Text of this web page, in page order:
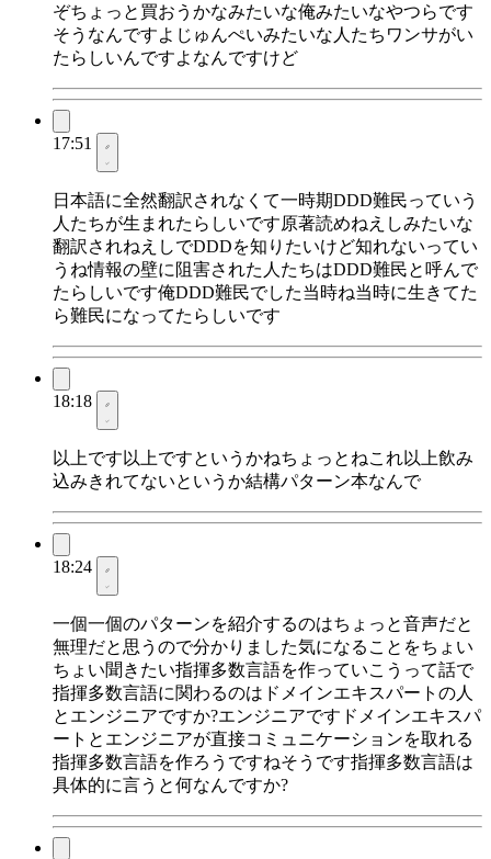
ぞちょっと買おうかなみたいな俺みたいなやつらです
そうなんですよじゅんぺいみたいな人たちワンサがい
たらしいんですよなんですけど
17:51
日本語に全然翻訳されなくて一時期DDD難民っていう
人たちが生まれたらしいです原著読めねえしみたいな
翻訳されねえしでDDDを知りたいけど知れないってい
うね情報の壁に阻害された人たちはDDD難民と呼んで
たらしいです俺DDD難民でした当時ね当時に生きてた
ら難民になってたらしいです
18:18
以上です以上ですというかねちょっとねこれ以上飲み
込みきれてないというか結構パターン本なんで
18:24
一個一個のパターンを紹介するのはちょっと音声だと
無理だと思うので分かりました気になることをちょい
ちょい聞きたい指揮多数言語を作っていこうって話で
指揮多数言語に関わるのはドメインエキスパートの人
とエンジニアですか?エンジニアですドメインエキスパ
ートとエンジニアが直接コミュニケーションを取れる
指揮多数言語を作ろうですねそうです指揮多数言語は
具体的に言うと何なんですか?